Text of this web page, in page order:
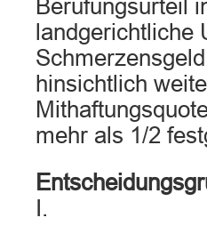
Berufungsurteil
landgerichtliche
hinsichtlich
mehr als 1/2
I.